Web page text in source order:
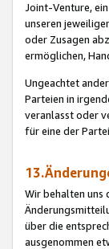
Joint-Venture,
unseren
oder Zusagen
ermöglichen,
Ungeachtet
Parteien in
veranlasst oder
für eine der
Wir behalten uns
über die
ausgenommen